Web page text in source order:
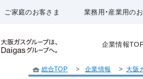
ご家庭のお客さま 業務用・産業用の
企業情報
総合TOP > 企業情報 > 大阪